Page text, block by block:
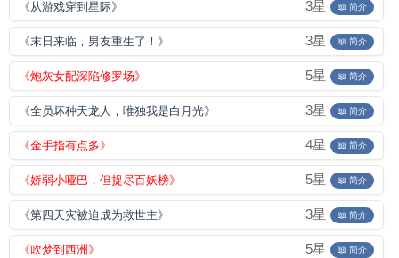
《从游戏穿到星际》 3星 📖 简介
《末日来临，男友重生了！》 3星 📖 简介
《炮灰女配深陷修罗场》 5星 📖 简介
《全员坏种天龙人，唯独我是白月光》 3星 📖 简介
《金手指有点多》 4星 📖 简介
《娇弱小哑巴，但捉尽百妖榜》 5星 📖 简介
《第四天灾被迫成为救世主》 3星 📖 简介
《吹梦到西洲》 5星 📖 简介